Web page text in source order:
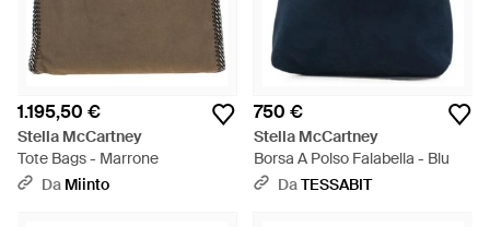
1.195,50 €
Stella McCartney
Tote Bags - Marrone
Da Miinto
750 €
Stella McCartney
Borsa A Polso Falabella - Blu
DaTESSABIT